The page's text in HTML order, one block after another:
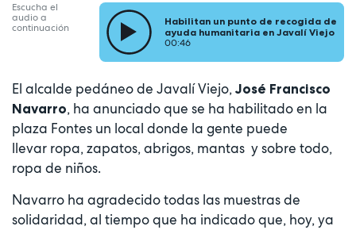
Escucha el
audio a
continuación
Habilitan un punto de recogida de
ayuda humanitaria en Javalí Viejo
00:46
El alcalde pedáneo de Javalí Viejo, José Francisco
Navarro, ha anunciado que se ha habilitado en la
plaza Fontes un local donde la gente puede
llevar ropa, zapatos, abrigos, mantas y sobre todo,
ropa de niños.
Navarro ha agradecido todas las muestras de
solidaridad, al tiempo que ha indicado que, hoy, ya